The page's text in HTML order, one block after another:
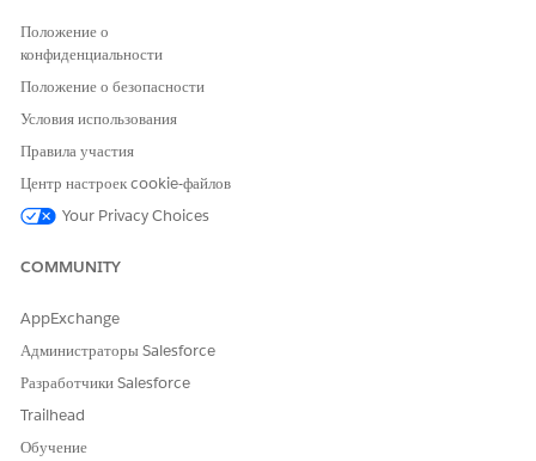
Чтобы создать исходную организацию, нажмите кнопку
«Создать».
Введите имя исходной организации и выберите фирменный
стиль.
Создать».
ЭТА СТАТЬЯ РЕШИЛА ВАШУ ПРОБЛЕМУ?
Положение о
конфиденциальности
Положение о безопасности
Условия использования
Правила участия
Центр настроек cookie-файлов
Your Privacy Choices
COMMUNITY
AppExchange
Администраторы Salesforce
Разработчики Salesforce
Trailhead
Обучение